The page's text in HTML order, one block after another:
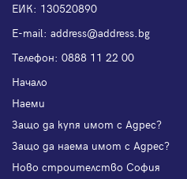
ЕИК: 130520890
Е-mail: address@address.bg
Телефон: 0888 11 22 00
Начало
Наеми
Защо да купя имот с Адрес?
Защо да наема имот с Адрес?
Ново строителство София